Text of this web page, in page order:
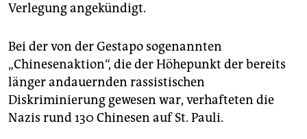
Verlegung angekündigt.
Bei der von der Gestapo sogenannten
„Chinesenaktion“, die der Höhepunkt der bereits
länger andauernden rassistischen
Diskriminierung gewesen war, verhafteten die
Nazis rund 130 Chinesen auf St. Pauli.